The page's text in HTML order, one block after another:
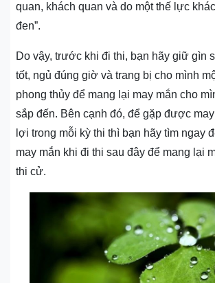
quan, khách quan và do một thế lực
đen”.
Do vậy, trước khi đi thi, bạn hãy giữ gìn
tốt, ngủ đúng giờ và trang bị cho mình
phong thủy để mang lại may mắn cho
sắp đến. Bên cạnh đó, để gặp được
lợi trong mỗi kỳ thi thì bạn hãy tìm ngay
may mắn khi đi thi sau đây để mang lại
thi cử.